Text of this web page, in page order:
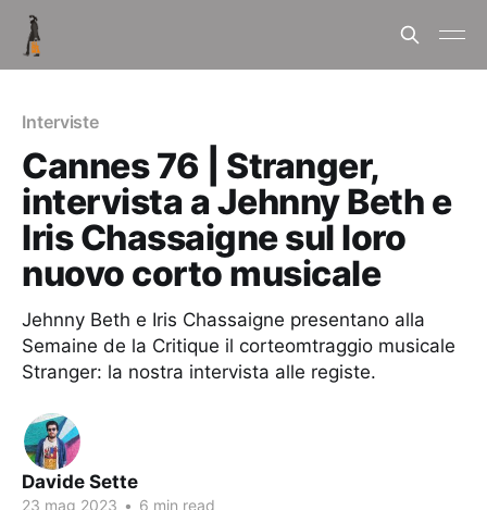
Interviste
Cannes 76 | Stranger,
intervista a Jehnny Beth e
Iris Chassaigne sul loro
nuovo corto musicale
Jehnny Beth e Iris Chassaigne presentano alla
Semaine de la Critique il corteomtraggio musicale
Stranger: la nostra intervista alle registe.
Davide Sette
23 mag 2023 • 6 min read